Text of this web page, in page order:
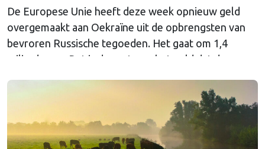
De Europese Unie heeft deze week opnieuw geld
overgemaakt aan Oekraïne uit de opbrengsten van
bevroren Russische tegoeden. Het gaat om 1,4
miljard euro. Dat is de rente op het geld dat de
Euroclear parkeerde. De EU bevroor dat geld na de
Continued